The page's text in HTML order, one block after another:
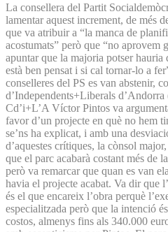
La consellera del Partit
lamentar aquest increment, de més
que va atribuir a “la manca de
acostumats” però que “no aprovem
apuntar que la majoria potser hauria
està ben pensat i si cal tornar-lo a
conselleres del PS es van abstenir,
d’Independents+Liberals
Cd’i+L’A Víctor Pintos va
favor d’un projecte en què no hem
se’ns ha explicat, i amb una
d’aquestes crítiques, la cònsol
que el parc acabarà costant més de
però va remarcar que quan es van
havia el projecte acabat. Va dir que
és el que encareix l’obra perquè
especialitzada però que la intenció
costos, almenys fins als 340.000